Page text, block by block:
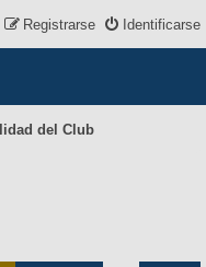
Identificarse
Registrarse
del Club